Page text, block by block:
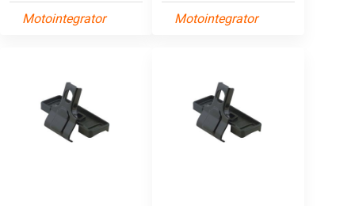
Motointegrator Motointegrator